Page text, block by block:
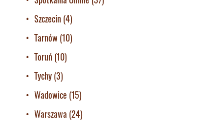
Szczecin (4)
Tarnów (10)
Toruń (10)
Tychy(3)
Wadowice (15)
Warszawa (24)